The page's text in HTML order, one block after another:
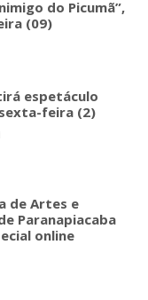
do Picumã”,
(09)
espetáculo
feira (2)
de Artes e
Paranapiacaba
online